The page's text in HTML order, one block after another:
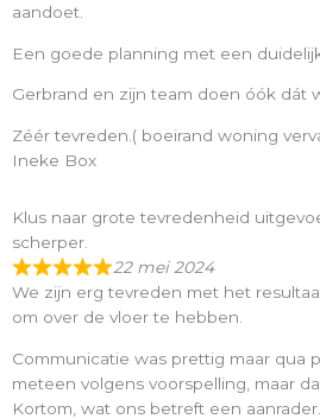
aandoet.
Een goede planning met een
Gerbrand en zijn team doen óók dát
Zéér tevreden.( boeirand woning
Ineke Box
Klus naar grote tevredenheid
scherper.
22 mei 2024
We zijn erg tevreden met het
om over de vloer te hebben.
Communicatie was prettig maar qua
meteen volgens voorspelling, maar
Kortom, wat ons betreft een